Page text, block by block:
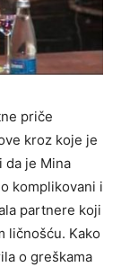
priče
kroz koje je
da je Mina
komplikovani i
partnere koji
ličnošću. Kako
o greškama